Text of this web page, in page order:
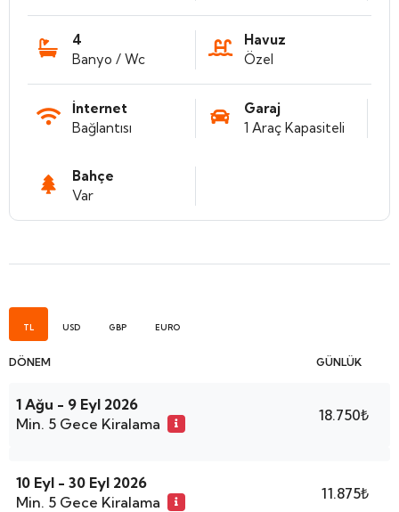
4
Banyo / Wc
Havuz
Özel
İnternet
Bağlantısı
Garaj
1 Araç Kapasiteli
Bahçe
Var
TL USD GBP EURO
DÖNEM GÜNLÜK
1 Ağu - 9 Eyl 2026
Min. 5 Gece Kiralama
18.750₺
10 Eyl - 30 Eyl 2026
Min. 5 Gece Kiralama
11.875₺